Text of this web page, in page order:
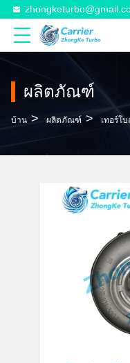
ผลิตภัณฑ์
บ้าน > ผลิตภัณฑ์ > เทอร์โ